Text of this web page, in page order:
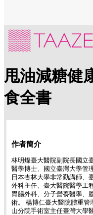
甩油減糖健
食全書
作者簡介
林明燦臺大醫院副院長國立
醫學博士、國立臺灣大學管
日本杏林大學非常勤講師、
外科主任、臺大醫院醫學工
胃腸外科、分子營養醫學、
術。 楊博仁臺大醫院體重
山分院手術室主任臺灣大學